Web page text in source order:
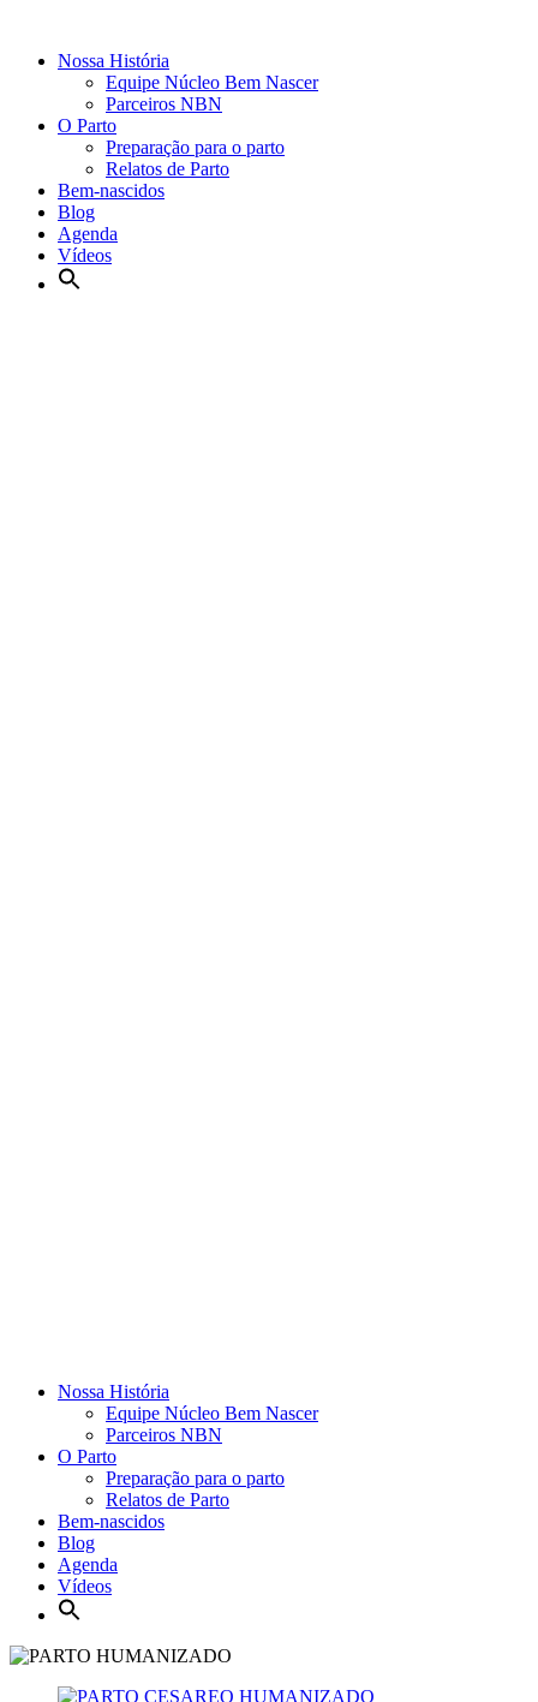
Nossa História
Equipe Núcleo Bem Nascer
Parceiros NBN
O Parto
Preparação para o parto
Relatos de Parto
Bem-nascidos
Blog
Agenda
Vídeos
Nossa História
Equipe Núcleo Bem Nascer
Parceiros NBN
O Parto
Preparação para o parto
Relatos de Parto
Bem-nascidos
Blog
Agenda
Vídeos